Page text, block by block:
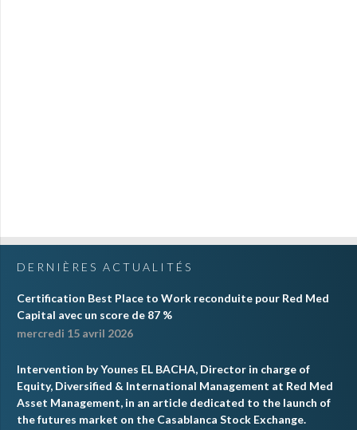
DERNIÈRES ACTUALITÉS
Certification Best Place to Work reconduite pour Red Med
Capital avec un score de 87 %
mercredi 15 avril 2026
Intervention by Younes EL BACHA, Director in charge of
Equity, Diversified & International Management at Red Med
Asset Management, in an article dedicated to the launch of
the futures market on the Casablanca Stock Exchange.